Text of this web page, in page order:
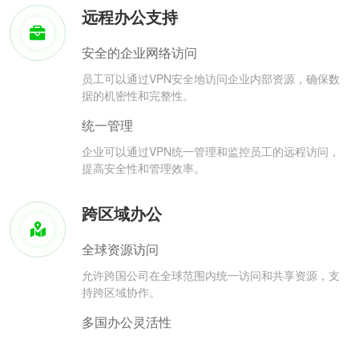
远程办公支持
安全的企业网络访问
员工可以通过VPN安全地访问企业内部资源，确保数
据的机密性和完整性。
统一管理
企业可以通过VPN统一管理和监控员工的远程访问，
提高安全性和管理效率。
跨区域办公
全球资源访问
允许跨国公司在全球范围内统一访问和共享资源，支
持跨区域协作。
多国办公灵活性